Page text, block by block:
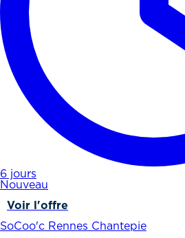
6 jours
Nouveau
Voir l'offre
SoCoo'c Rennes Chantepie